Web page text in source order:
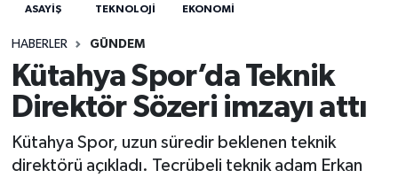
ASAYIŞ TEKNOLOJI EKONOMI
HABERLER GÜNDEM
Kütahya Spor’da Teknik
Direktör Sözeri imzayı attı
Kütahya Spor, uzun süredir beklenen teknik
direktörü açıkladı. Tecrübeli teknik adam Erkan
Bölge
Çavdarhisar
Domaniç
Son Dakika Haberleri
Haber Arşivi